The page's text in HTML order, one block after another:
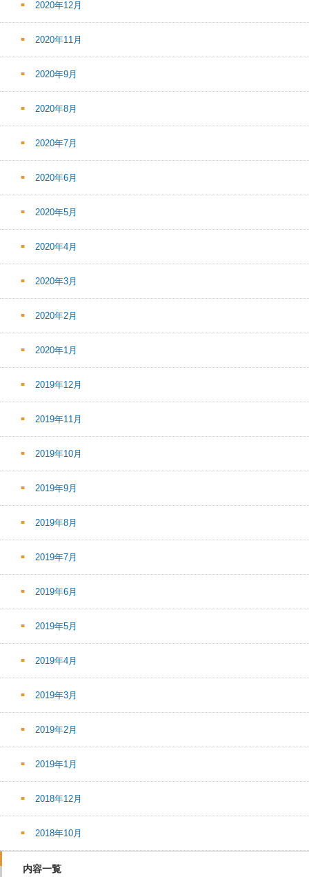
2020年12月
2020年11月
2020年9月
2020年8月
2020年7月
2020年6月
2020年5月
2020年4月
2020年3月
2020年2月
2020年1月
2019年12月
2019年11月
2019年10月
2019年9月
2019年8月
2019年7月
2019年6月
2019年5月
2019年4月
2019年3月
2019年2月
2019年1月
2018年12月
2018年10月
内容一覧